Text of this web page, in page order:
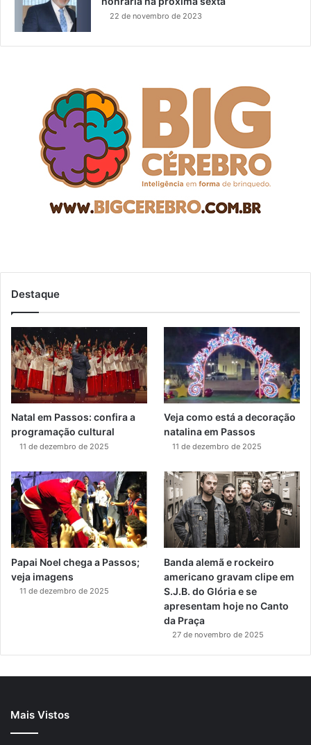
22 de novembro de 2023
Destaque
Natal em Passos: confira a
programação cultural
11 de dezembro de 2025
Veja como está a decoração
natalina em Passos
11 de dezembro de 2025
Papai Noel chega a Passos;
veja imagens
11 de dezembro de 2025
Banda alemã e rockeiro
americano gravam clipe em
S.J.B. do Glória e se
apresentam hoje no Canto
da Praça
27 de novembro de 2025
Mais Vistos